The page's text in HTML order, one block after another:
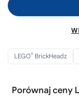
LEGO® BrickHeadz
Porównaj ceny